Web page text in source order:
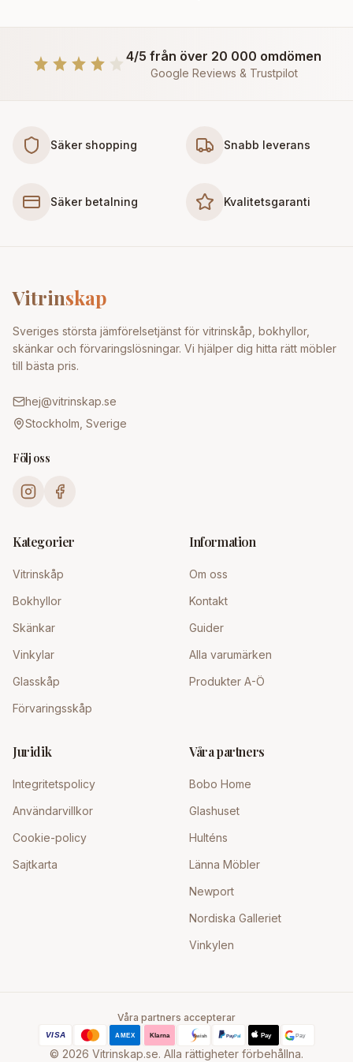
4/5 från över 20 000 omdömen
Google Reviews & Trustpilot
Säker shopping Snabb leverans
Säker betalning Kvalitetsgaranti
Vitrinskap
Sveriges största jämförelsetjänst för vitrinskåp, bokhyllor,
skänkar och förvaringslösningar. Vi hjälper dig hitta rätt möbler
till bästa pris.
hej@vitrinskap.se
Stockholm, Sverige
Följ oss
Kategorier
Vitrinskåp
Bokhyllor
Skänkar
Vinkylar
Glasskåp
Förvaringsskåp
Information
Om oss
Kontakt
Guider
Alla varumärken
Produkter A-Ö
Juridik
Integritetspolicy
Användarvillkor
Cookie-policy
Sajtkarta
Våra partners
Bobo Home
Glashuset
Hulténs
Länna Möbler
Newport
Nordiska Galleriet
Vinkylen
Våra partners accepterar
© 2026 Vitrinskap.se. Alla rättigheter förbehållna.